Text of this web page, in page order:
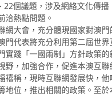
個議題，涉及網絡文化傳
洽熱點問題。
網大會，充分體現國家對澳
代表將充分利用第二屆世界
踐「一國兩制」方針政策
，加強合作，促進本澳互聯
禧稱，現時互聯網發展快，
位，推出相關的政策。至於